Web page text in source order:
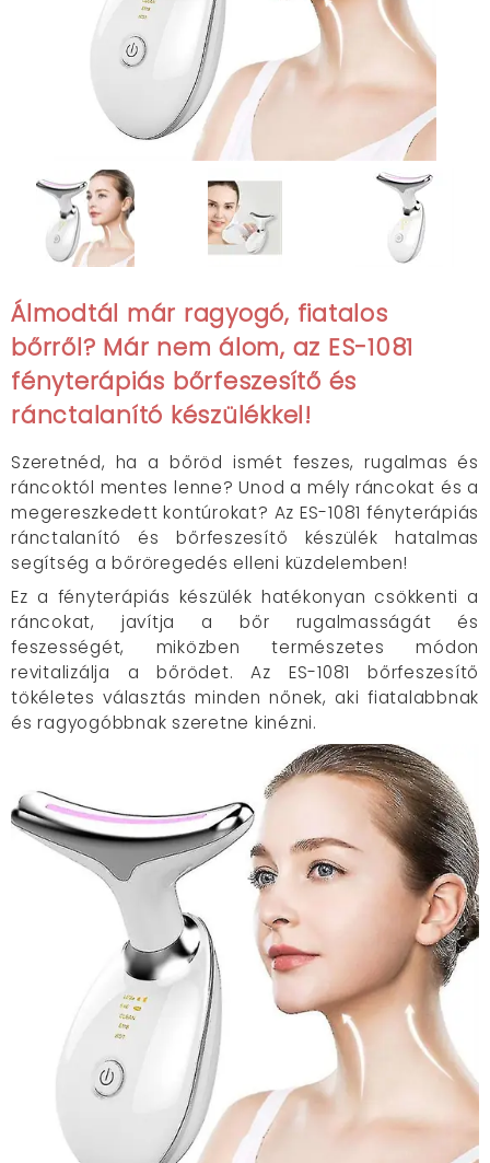
Álmodtál már ragyogó, fiatalos
bőrről? Már nem álom, az ES-1081
fényterápiás bőrfeszesítő és
ránctalanító készülékkel!
Szeretnéd, ha a bőröd ismét feszes, rugalmas és
ráncoktól mentes lenne? Unod a mély ráncokat és a
megereszkedett kontúrokat? Az ES-1081 fényterápiás
ránctalanító és bőrfeszesítő készülék hatalmas
segítség a bőröregedés elleni küzdelemben!
Ez a fényterápiás készülék hatékonyan csökkenti a
ráncokat, javítja a bőr rugalmasságát és
feszességét, miközben természetes módon
revitalizálja a bőrödet. Az ES-1081 bőrfeszesítő
tökéletes választás minden nőnek, aki fiatalabbnak
és ragyogóbbnak szeretne kinézni.